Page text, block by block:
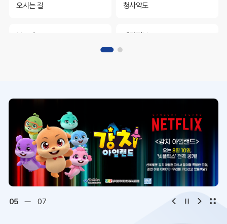
오시는 길 청사약도
보도자료 재정정보
대구·경북
행정 통합
조직도
디지털아카이브 문화·관광
오시는 길
06 07